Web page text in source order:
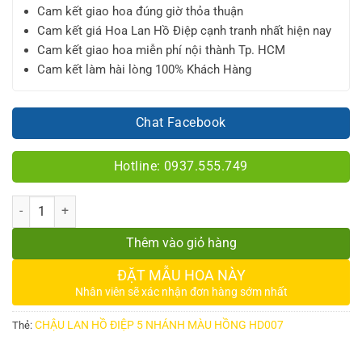
Cam kết giao hoa đúng giờ thỏa thuận
Cam kết giá Hoa Lan Hồ Điệp cạnh tranh nhất hiện nay
Cam kết giao hoa miễn phí nội thành Tp. HCM
Cam kết làm hài lòng 100% Khách Hàng
Chat Facebook
Hotline: 0937.555.749
Số lượng
Thêm vào giỏ hàng
ĐẶT MẪU HOA NÀY
Nhân viên sẽ xác nhận đơn hàng sớm nhất
Thẻ: CHẬU LAN HỒ ĐIỆP 5 NHÁNH MÀU HỒNG HD007